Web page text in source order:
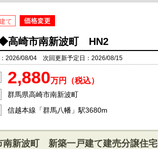
て
高崎市南新波町 HN2
2026/08/04 次回更新予定日：2026/08/15
2,880万円（税込）
群馬県高崎市南新波町
信越本線「群馬八幡」駅3680m
南新波町 新築一戸建て建売分譲住宅